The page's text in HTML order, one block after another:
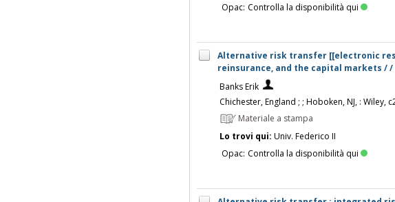
Opac: Controlla la disponibilità qui
Alternative risk transfer [[electronic
reinsurance, and the capital markets / /
Banks Erik
Chichester, England ; ; Hoboken, NJ, : Wiley,
Materiale a stampa
Lo trovi qui: Univ. Federico II
Opac: Controlla la disponibilità qui